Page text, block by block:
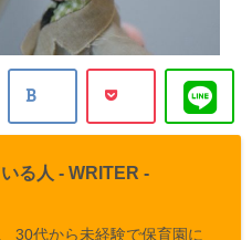
る人 - WRITER -
30代から未経験で保育園に